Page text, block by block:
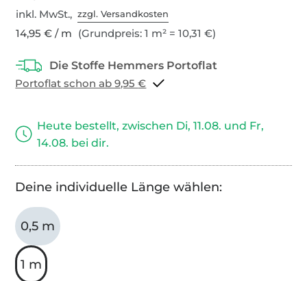
inkl. MwSt.,zzgl. Versandkosten
14,95 € / m (Grundpreis: 1 m² = 10,31 €)
Portoflat schon ab 9,95 €
Heute bestellt, zwischen Di, 11.08. und Fr,
14.08. bei dir.
Deine individuelle Länge wählen:
0,5 m
1 m